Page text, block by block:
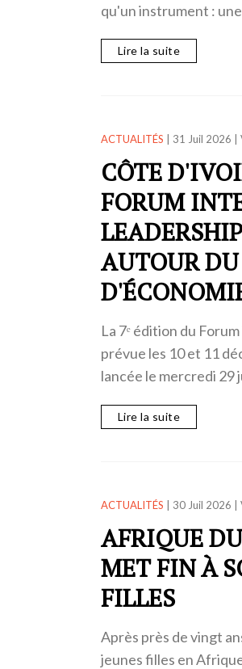
qu'un instrument :
Lire la suite
ACTUALITÉS 31 Juil 2026
CÔTE
FORUM
AUTOUR
La 7ᵉ édition du
prévue les 10 et 11
lancée le mercredi
Lire la suite
ACTUALITÉS | 30 Juil 2026 |
AFRIQUE
MET FIN À
FILLES
Après près de vingt
jeunes filles en